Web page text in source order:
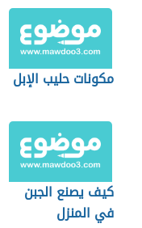
مكونات حليب الإبل
كيف يصنع الجبن
في المنزل